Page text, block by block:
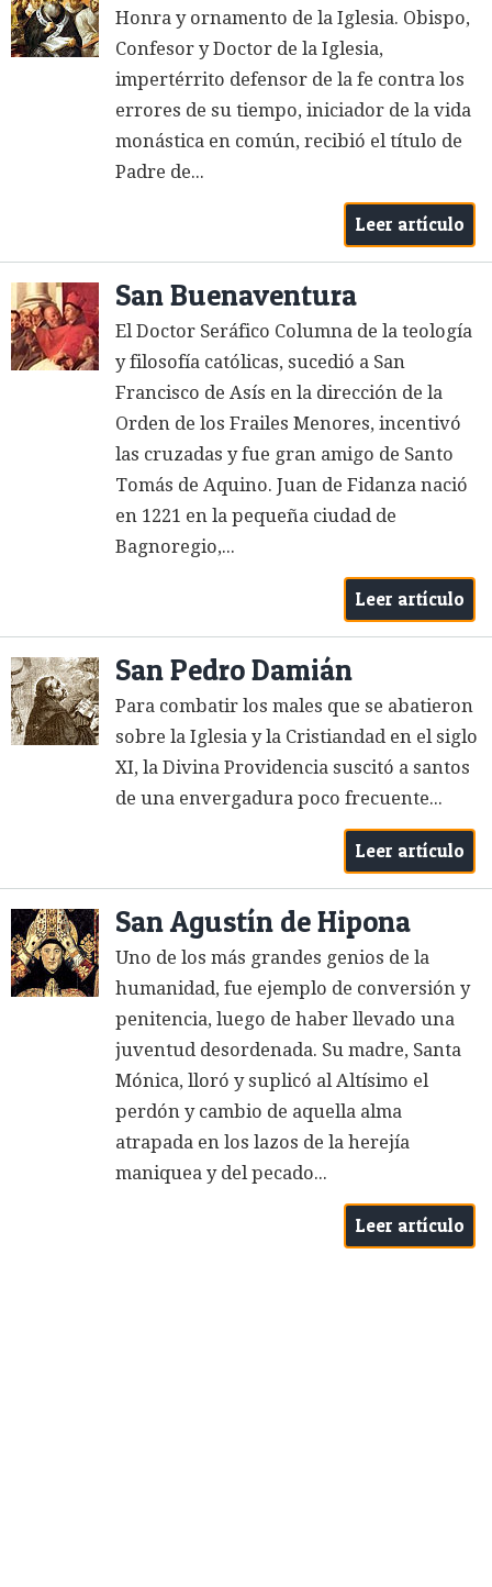
Honra y ornamento de la Iglesia. Obispo,
Confesor y Doctor de la Iglesia,
impertérrito defensor de la fe contra los
errores de su tiempo, iniciador de la vida
monástica en común, recibió el título de
Padre de...
Leer artículo
San Buenaventura
El Doctor Seráfico Columna de la teología
y filosofía católicas, sucedió a San
Francisco de Asís en la dirección de la
Orden de los Frailes Menores, incentivó
las cruzadas y fue gran amigo de Santo
Tomás de Aquino. Juan de Fidanza nació
en 1221 en la pequeña ciudad de
Bagnoregio,...
Leer artículo
San Pedro Damián
Para combatir los males que se abatieron
sobre la Iglesia y la Cristiandad en el siglo
XI, la Divina Providencia suscitó a santos
de una envergadura poco frecuente...
Leer artículo
San Agustín de Hipona
Uno de los más grandes genios de la
humanidad, fue ejemplo de conversión y
penitencia, luego de haber llevado una
juventud desordenada. Su madre, Santa
Mónica, lloró y suplicó al Altísimo el
perdón y cambio de aquella alma
atrapada en los lazos de la herejía
maniquea y del pecado...
Leer artículo